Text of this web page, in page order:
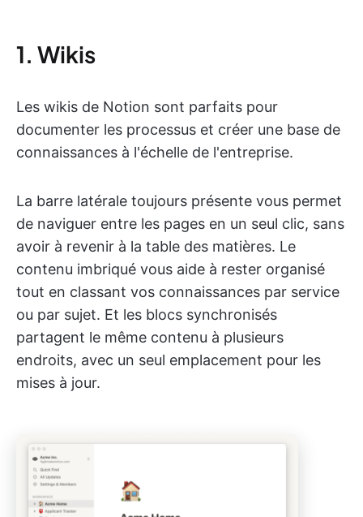
1. Wikis
Les wikis de Notion sont parfaits pour
documenter les processus et créer une base de
connaissances à l'échelle de l'entreprise.
La barre latérale toujours présente vous permet
de naviguer entre les pages en un seul clic, sans
avoir à revenir à la table des matières. Le
contenu imbriqué vous aide à rester organisé
tout en classant vos connaissances par service
ou par sujet. Et les blocs synchronisés
partagent le même contenu à plusieurs
endroits, avec un seul emplacement pour les
mises à jour.